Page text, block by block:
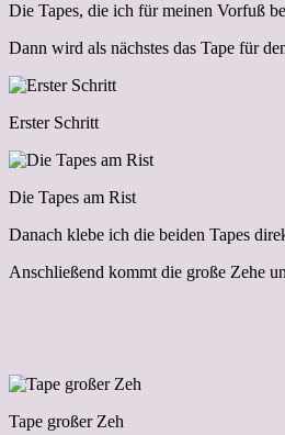
Die Tapes, die ich für meinen Vorfuß
Dann wird als nächstes das Tape für
Erster Schritt
Die Tapes am Rist
Danach klebe ich die beiden Tapes
Anschließend kommt die große Zehe
Tape großer Zeh